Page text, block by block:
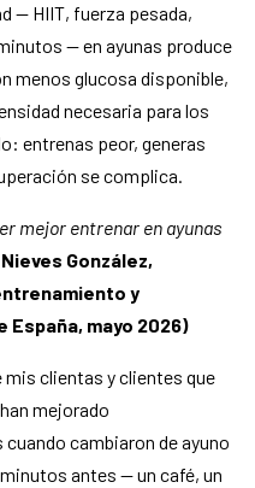
— HIIT, fuerza pesada,
— en ayunas produce
menos glucosa disponible,
necesaria para los
entrenas peor, generas
se complica.
mejor entrenar en ayunas
González,
y
mayo 2026)
mis clientas y clientes que
mejorado
cambiaron de ayuno
antes — un café, un